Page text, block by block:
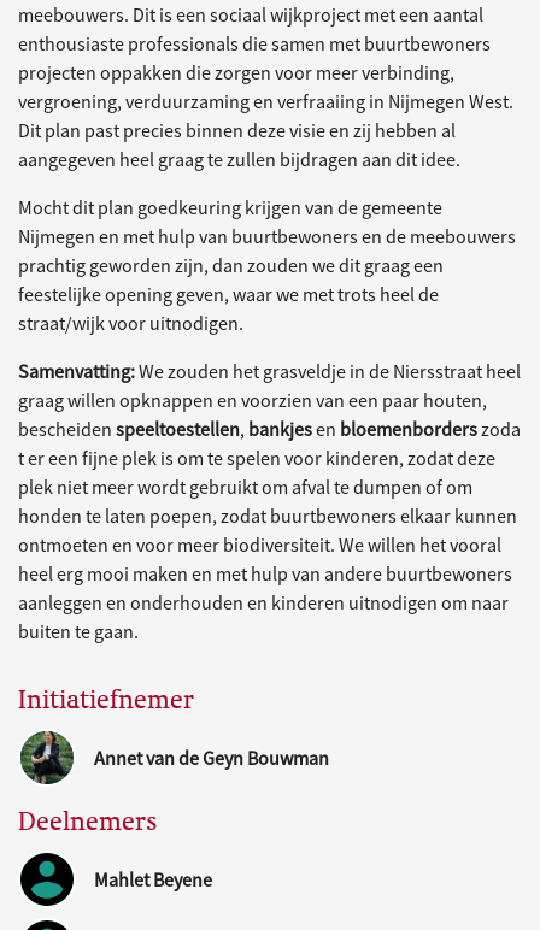
meebouwers. Dit is een sociaal wijkproject met een aantal
enthousiaste professionals die samen met buurtbewoners
projecten oppakken die zorgen voor meer verbinding,
vergroening, verduurzaming en verfraaiing in Nijmegen West.
Dit plan past precies binnen deze visie en zij hebben al
aangegeven heel graag te zullen bijdragen aan dit idee.
Mocht dit plan goedkeuring krijgen van de gemeente
Nijmegen en met hulp van buurtbewoners en de meebouwers
prachtig geworden zijn, dan zouden we dit graag een
feestelijke opening geven, waar we met trots heel de
straat/wijk voor uitnodigen.
Samenvatting:We zouden het grasveldje in de Niersstraat heel
graag willen opknappen en voorzien van een paar houten,
bescheiden speeltoestellen, bankjesen bloemenborderszoda
t er een fijne plek is om te spelen voor kinderen, zodat deze
plek niet meer wordt gebruikt om afval te dumpen of om
honden te laten poepen, zodat buurtbewoners elkaar kunnen
ontmoeten en voor meer biodiversiteit. We willen het vooral
heel erg mooi maken en met hulp van andere buurtbewoners
aanleggen en onderhouden en kinderen uitnodigen om naar
buiten te gaan.
Initiatiefnemer
Annet van de Geyn Bouwman
Deelnemers
Mahlet Beyene